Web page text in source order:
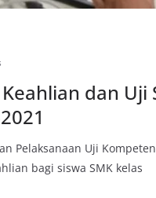
dan
Pelaksanaan Uji
bagi siswa SMK kelas